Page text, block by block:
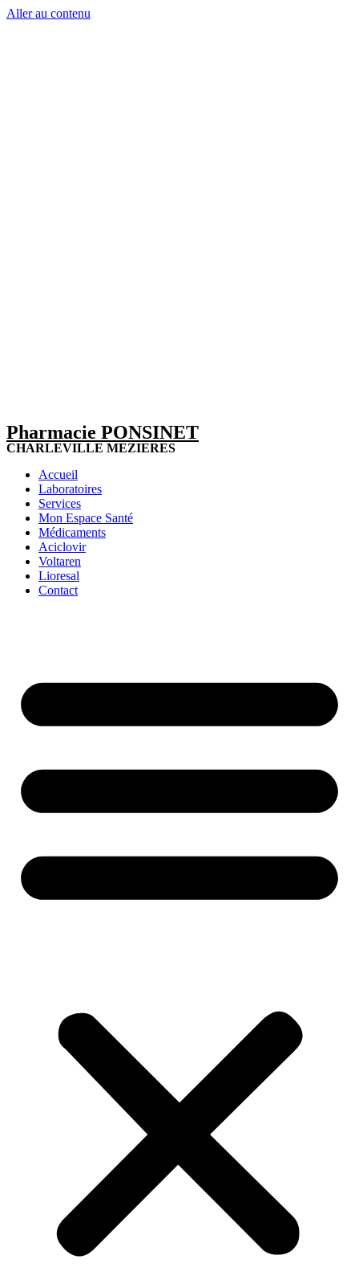
Aller au contenu
Pharmacie PONSINET
CHARLEVILLE MEZIERES
Accueil
Laboratoires
Services
Mon Espace Santé
Médicaments
Aciclovir
Voltaren
Lioresal
Contact